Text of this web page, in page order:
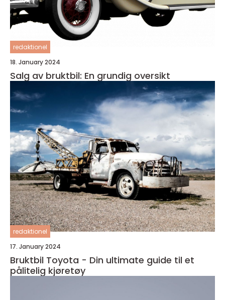
redaktionel
18. January 2024
Salg av bruktbil: En grundig oversikt
redaktionel
17. January 2024
Bruktbil Toyota - Din ultimate guide til et
pålitelig kjøretøy